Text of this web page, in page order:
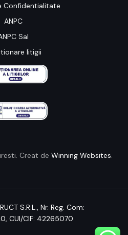
Confidentialitate
ANPC
Sal
litigii
Creat de Winning Websites.
S.R.L., Nr. Reg. Com:
, CUI/CIF: 42265070